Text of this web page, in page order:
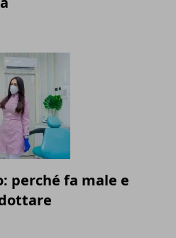
perché fa male e